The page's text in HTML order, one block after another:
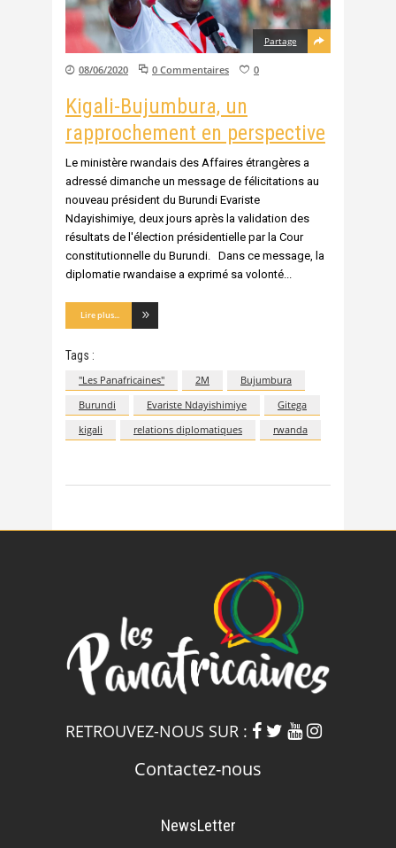
Partage
08/06/2020 0 Commentaires 0
Kigali-Bujumbura, un
rapprochement en perspective
Le ministère rwandais des Affaires étrangères a
adressé dimanche un message de félicitations au
nouveau président du Burundi Evariste
Ndayishimiye, deux jours après la validation des
résultats de l'élection présidentielle par la Cour
constitutionnelle du Burundi. Dans ce message, la
diplomatie rwandaise a exprimé sa volonté
Lire plus...
Tags :
"Les Panafricaines" 2M
Bujumbura
Burundi
Evariste Ndayishimiye
Gitega
kigali
relations diplomatiques rwanda
RETROUVEZ-NOUS SUR :
Contactez-nous
NewsLetter